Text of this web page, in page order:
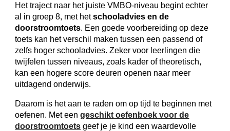
Het traject naar het juiste VMBO-niveau begint echter
al in groep 8, met hetschooladvies en de
doorstroomtoets. Een goede voorbereiding op deze
toets kan het verschil maken tussen een passend of
zelfs hoger schooladvies. Zeker voor leerlingen die
twijfelen tussen niveaus, zoals kader of theoretisch,
kan een hogere score deuren openen naar meer
uitdagend onderwijs.
Daarom is het aan te raden om op tijd te beginnen met
oefenen. Met eengeschikt oefenboek voor de
doorstroomtoets geef je je kind een waardevolle